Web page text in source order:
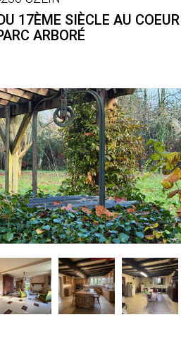
17ÈME SIÈCLE AU COEUR
ARBORÉ